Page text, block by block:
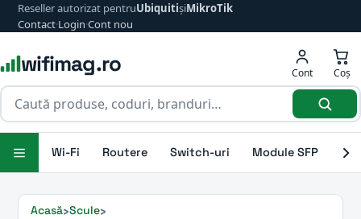
Reseller autorizat pentruUbiquitișiMikroTik
Contact·Login·Cont nou
wifimag.ro Cont Coș
Wi-Fi Routere Switch-uri Module SFP
Acasă Scule